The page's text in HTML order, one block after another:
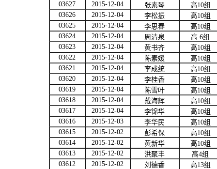
03627
2015-12-04 张素琴 高10组
03626
2015-12-04 李松振 高10组
03625
2015-12-04 李思春 高10组
03624
2015-12-04 周清泉 高 6组
03623
2015-12-04 黄书齐 高10组
03622
2015-12-04 陈素媛 高10组
03621
2015-12-04 李成统 高10组
03620
2015-12-04 李桂香 高10组
03619
2015-12-04 陈雪叶 高10组
03618
2015-12-04 戴海辉 高10组
03617
2015-12-04 李锦华 高10组
03616
2015-12-03 李华民 高10组
03615
2015-12-02 彭希保 高10组
03614
2015-12-02 黄新华 高10组
03613
2015-12-02 洪聚丰 高4组
03612
2015-12-02 刘德香 高13组